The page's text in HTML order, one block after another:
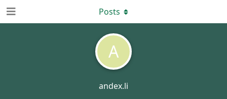
A
andex.li
Posts